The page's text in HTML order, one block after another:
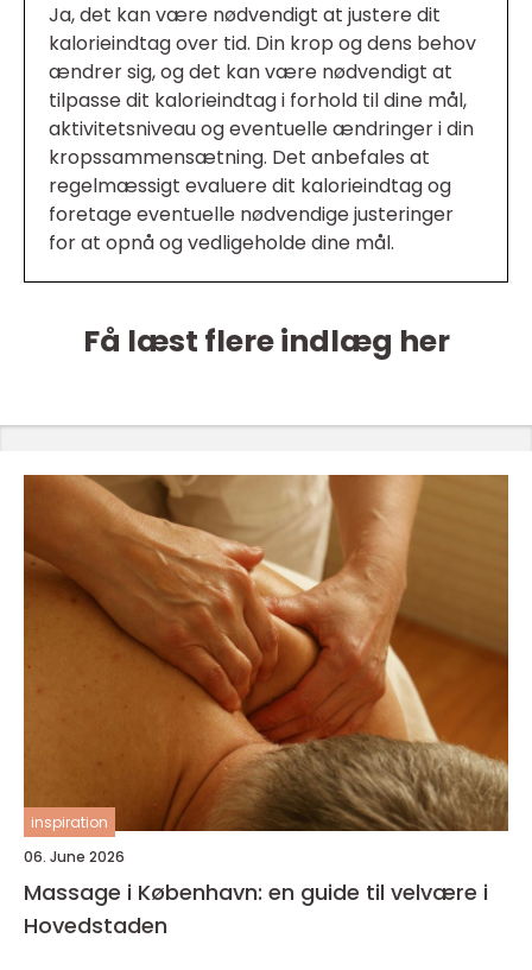
Ja, det kan være nødvendigt at justere dit
kalorieindtag over tid. Din krop og dens behov
ændrer sig, og det kan være nødvendigt at
tilpasse dit kalorieindtag i forhold til dine mål,
aktivitetsniveau og eventuelle ændringer i din
kropssammensætning. Det anbefales at
regelmæssigt evaluere dit kalorieindtag og
foretage eventuelle nødvendige justeringer
for at opnå og vedligeholde dine mål.
Få læst flere indlæg her
inspiration
06. June 2026
Massage i København: en guide til velvære i
Hovedstaden